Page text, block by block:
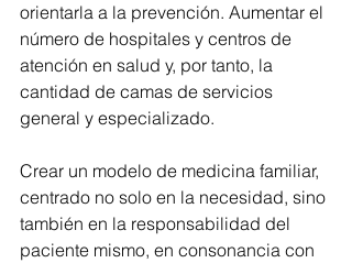
orientarla a la prevención. Aumentar el
número de hospitales y centros de
atención en salud y, por tanto, la
cantidad de camas de servicios
general y especializado.
Crear un modelo de medicina familiar,
centrado no solo en la necesidad, sino
también en la responsabilidad del
paciente mismo, en consonancia con